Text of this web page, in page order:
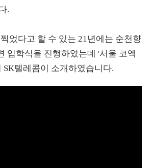
.
었다고 할 수 있는 21년에는 순천향
입학식을 진행하였는데 '서울 코엑
SK텔레콤이 소개하였습니다.